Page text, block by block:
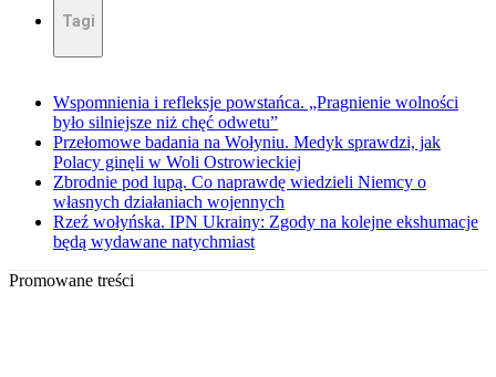
Tagi
Wspomnienia i refleksje powstańca. „Pragnienie wolności
było silniejsze niż chęć odwetu”
Przełomowe badania na Wołyniu. Medyk sprawdzi, jak
Polacy ginęli w Woli Ostrowieckiej
Zbrodnie pod lupą. Co naprawdę wiedzieli Niemcy o
własnych działaniach wojennych
Rzeź wołyńska. IPN Ukrainy: Zgody na kolejne ekshumacje
będą wydawane natychmiast
Promowane treści